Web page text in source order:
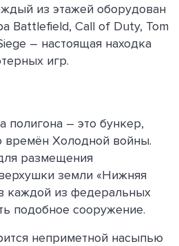
из этажей оборудован
Battlefield, Call of Duty, Tom
– настоящая находка
игр.
полигона – это бункер,
времён Холодной войны.
размещения
земли «Нижняя
каждой из федеральных
подобное сооружение.
неприметной насыпью